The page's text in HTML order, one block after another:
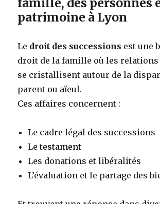
patrimoine à Lyon
Le droit des successions est une
droit de la famille où les
se cristallisent autour de la
parent ou aïeul.
Ces affaires concernent :
Le cadre légal des successions
Letestament
Les donations et libéralités
L’évaluation et le partage des